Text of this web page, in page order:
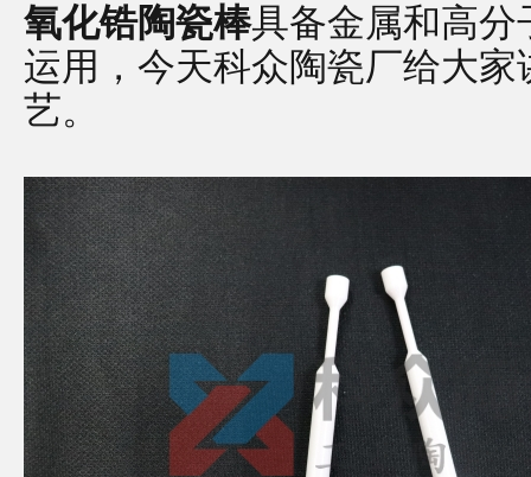
氧化锆陶瓷棒具备金属和高分
运用，今天科众陶瓷厂给大家
艺。